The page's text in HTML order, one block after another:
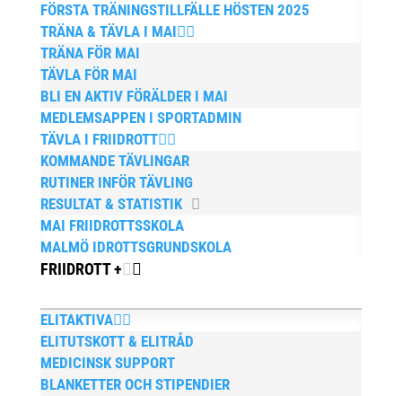
FÖRSTA TRÄNINGSTILLFÄLLE HÖSTEN 2025
TRÄNA & TÄVLA I MAI
TRÄNA FÖR MAI
TÄVLA FÖR MAI
BLI EN AKTIV FÖRÄLDER I MAI
MEDLEMSAPPEN I SPORTADMIN
TÄVLA I FRIIDROTT
KOMMANDE TÄVLINGAR
RUTINER INFÖR TÄVLING
RESULTAT & STATISTIK
MAI FRIIDROTTSSKOLA
MALMÖ IDROTTSGRUNDSKOLA
FRIIDROTT +
ELITAKTIVA
ELITUTSKOTT & ELITRÅD
MEDICINSK SUPPORT
BLANKETTER OCH STIPENDIER